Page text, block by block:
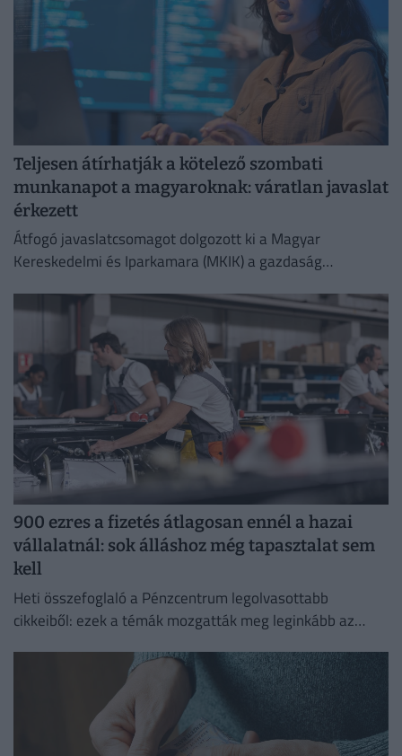
Teljesen átírhatják a kötelező szombati
munkanapot a magyaroknak: váratlan javaslat
érkezett
Átfogó javaslatcsomagot dolgozott ki a Magyar
Kereskedelmi és Iparkamara (MKIK) a gazdaság
kezelése érdekében.
900 ezres a fizetés átlagosan ennél a hazai
vállalatnál: sok álláshoz még tapasztalat sem
kell
Heti összefoglaló a Pénzcentrum legolvasottabb
cikkeiből: ezek a témák mozgatták meg leginkább az